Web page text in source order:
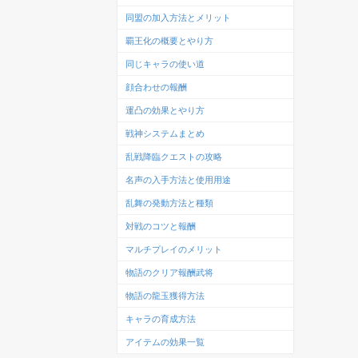
同盟の加入方法とメリット
覇王化の概要とやり方
同じキャラの使い道
顔合わせの報酬
運凸の効果とやり方
戦神システムまとめ
乱戦降臨クエストの攻略
名声の入手方法と使用用途
乱舞の発動方法と種類
対戦のコツと報酬
マルチプレイのメリット
物語のクリア報酬武将
物語の龍玉獲得方法
キャラの育成方法
アイテムの効果一覧